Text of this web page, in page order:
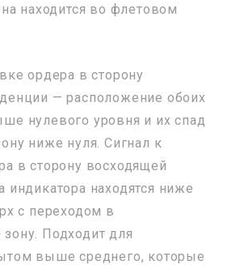
находится во флетовом
ордера в сторону
— расположение обоих
нулевого уровня и их спад
ниже нуля. Сигнал к
в сторону восходящей
индикатора находятся ниже
с переходом в
Подходит для
выше среднего, которые